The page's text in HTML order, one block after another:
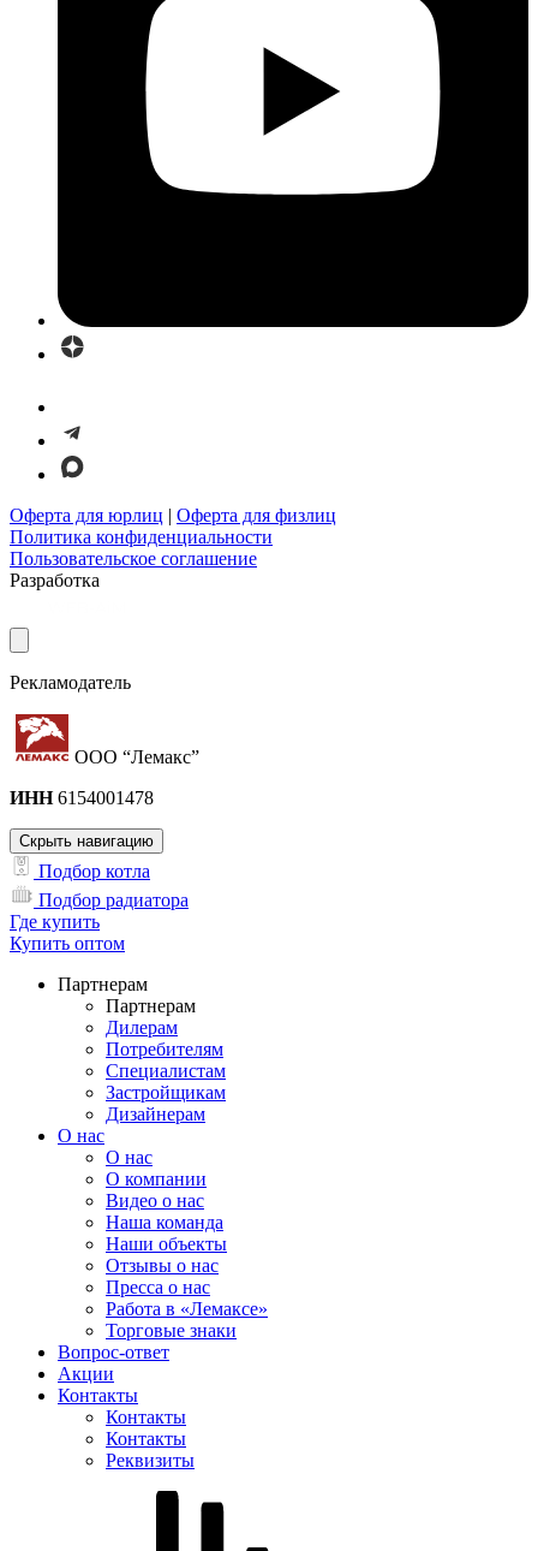
Оферта для юрлиц | Оферта для физлиц
Политика конфиденциальности
Пользовательское соглашение
Разработка
Рекламодатель
ООО “Лемакс”
ИНН6154001478
Скрыть навигацию
Подбор котла
Подбор радиатора
Где купить
Купить оптом
Партнерам
Партнерам
Дилерам
Потребителям
Специалистам
Застройщикам
Дизайнерам
О нас
О нас
О компании
Видео о нас
Наша команда
Наши объекты
Отзывы о нас
Пресса о нас
Работа в «Лемаксе»
Торговые знаки
Вопрос-ответ
Акции
Контакты
Контакты
Контакты
Реквизиты